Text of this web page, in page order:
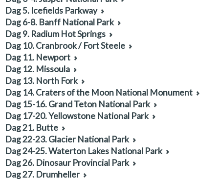
Dag 5. Icefields Parkway
Dag 6-8. Banff National Park
Dag 9. Radium Hot Springs
Dag 10. Cranbrook / Fort Steele
Dag 11. Newport
Dag 12. Missoula
Dag 13. North Fork
Dag 14. Craters of the Moon National Monument
Dag 15-16. Grand Teton National Park
Dag 17-20. Yellowstone National Park
Dag 21. Butte
Dag 22-23. Glacier National Park
Dag 24-25. Waterton Lakes National Park
Dag 26. Dinosaur Provincial Park
Dag 27. Drumheller